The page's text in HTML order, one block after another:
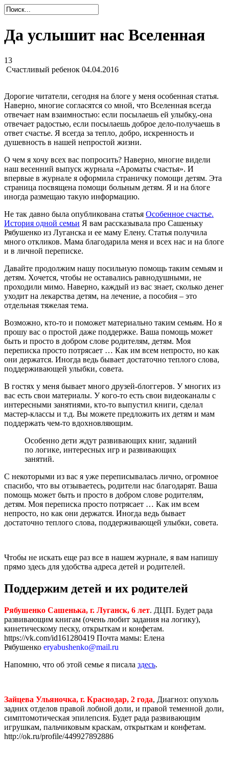
Да услышит нас Вселенная
13
Счастливый ребенок 04.04.2016
Дорогие читатели, сегодня на блоге у меня особенная статья.
Наверно, многие согласятся со мной, что Вселенная всегда
отвечает нам взаимностью: если посылаешь ей улыбку,-она
отвечает радостью, если посылаешь доброе дело-получаешь в
ответ счастье. Я всегда за тепло, добро, искренность и
душевность в нашей непростой жизни.
О чем я хочу всех вас попросить? Наверно, многие видели
наш весенний выпуск журнала «Ароматы счастья». И
впервые в журнале я оформила страничку помощи детям. Эта
страница посвящена помощи больным детям. Я и на блоге
иногда размещаю такую информацию.
Не так давно была опубликована статья Особенное счастье.
История одной семьи Я вам рассказывала про Сашеньку
Рябушенко из Луганска и ее маму Елену. Статья получила
много откликов. Мама благодарила меня и всех нас и на блоге
и в личной переписке.
Давайте продолжим нашу посильную помощь таким семьям и
детям. Хочется, чтобы не оставались равнодушными, не
проходили мимо. Наверно, каждый из вас знает, сколько денег
уходит на лекарства детям, на лечение, а пособия – это
отдельная тяжелая тема.
Возможно, кто-то и поможет материально таким семьям. Но я
прошу вас о простой даже поддержке. Ваша помощь может
быть и просто в добром слове родителям, детям. Моя
переписка просто потрясает … Как им всем непросто, но как
они держатся. Иногда ведь бывает достаточно теплого слова,
поддерживающей улыбки, совета.
В гостях у меня бывает много друзей-блоггеров. У многих из
вас есть свои материалы. У кого-то есть свои видеоканалы с
интересными занятиями, кто-то выпустил книги, сделал
мастер-классы и т.д. Вы можете предложить их детям и мам
поддержать чем-то вдохновляющим.
Особенно дети ждут развивающих книг, заданий
по логике, интересных игр и развивающих
занятий.
С некоторыми из вас я уже переписывалась лично, огромное
спасибо, что вы отзываетесь, родители нас благодарят. Ваша
помощь может быть и просто в добром слове родителям,
детям. Моя переписка просто потрясает … Как им всем
непросто, но как они держатся. Иногда ведь бывает
достаточно теплого слова, поддерживающей улыбки, совета.
Чтобы не искать еще раз все в нашем журнале, я вам напишу
прямо здесь для удобства адреса детей и родителей.
Поддержим детей и их родителей
Рябушенко Сашенька, г. Луганск, 6 лет. ДЦП. Будет рада
развивающим книгам (очень любит задания на логику),
кинетическому песку, открыткам и конфетам.
https://vk.com/id161280419 Почта мамы: Елена
Рябушенко eryabushenko@mail.ru
Напомню, что об этой семье я писала здесь.
Зайцева Ульяночка, г. Краснодар, 2 года, Диагноз: опухоль
задних отделов правой лобной доли, и правой теменной доли,
симптомотическая эпилепсия. Будет рада развивающим
игрушкам, пальчиковым краскам, открыткам и конфетам.
http://ok.ru/profile/449927892886